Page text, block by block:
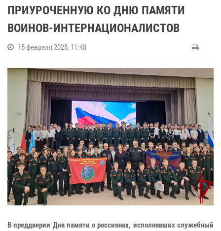
ПРИУРОЧЕННУЮ КО ДНЮ ПАМЯТИ
ВОИНОВ-ИНТЕРНАЦИОНАЛИСТОВ
15 февраля 2025, 11:48
В преддверии Дня памяти о россиянах, исполнявших служебный